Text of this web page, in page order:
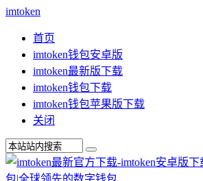
imtoken
首页
imtoken钱包安卓版
imtoken最新版下载
imtoken钱包下载
imtoken钱包苹果版下载
关闭